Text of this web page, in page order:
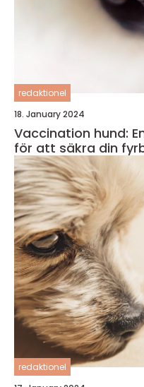
redaktionel
18. January 2024
Vaccination hund:
för att säkra din
redaktionel